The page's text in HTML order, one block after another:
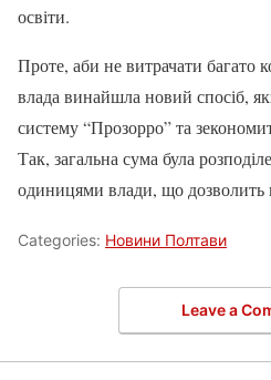
освіти.
Проте, аби не витрачати багато
влада винайшла новий спосіб,
систему “Прозорро” та
Так, загальна сума була
одиницями влади, що дозволить
Categories: Новини Полтави
Leave a